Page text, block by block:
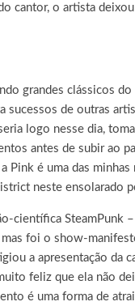
cantor, o artista
grandes clássicos do
sucessos de outras
logo nesse dia,
antes de subir ao
é uma das minhas
neste ensolarado
científica SteamPunk
foi o show-
a apresentação da
feliz que ela não
é uma forma de